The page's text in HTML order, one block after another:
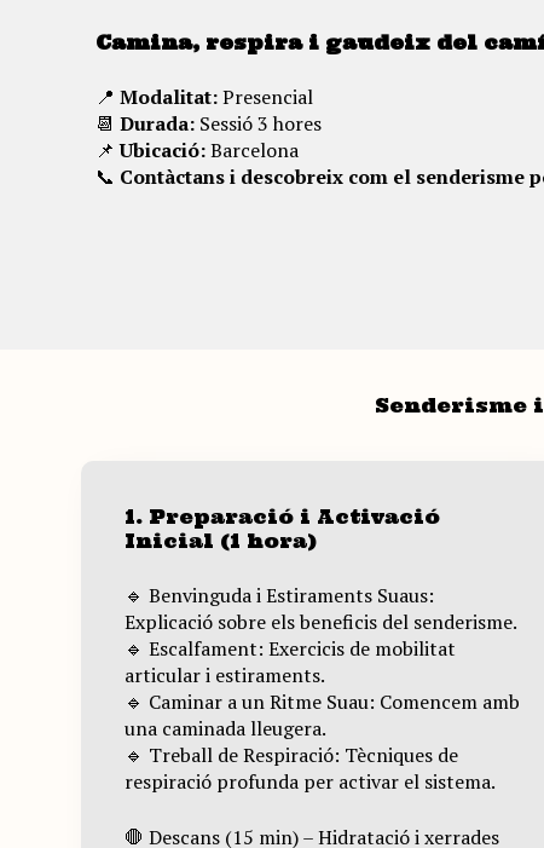
Camina, respira i gaudeix del
📍Modalitat:Presencial
📆Durada: Sessió 3 hores
📌Ubicació:Barcelona
📞 Contàctans i descobreix com el senderisme
Senderisme
1. Preparació i Activació
Inicial (1 hora)
🔹 Benvinguda i Estiraments Suaus:
Explicació sobre els beneficis del senderisme.
🔹 Escalfament: Exercicis de mobilitat
articular i estiraments.
🔹 Caminar a un Ritme Suau: Comencem amb
una caminada lleugera.
🔹 Treball de Respiració: Tècniques de
respiració profunda per activar el sistema.
🛑 Descans (15 min) – Hidratació i xerrades